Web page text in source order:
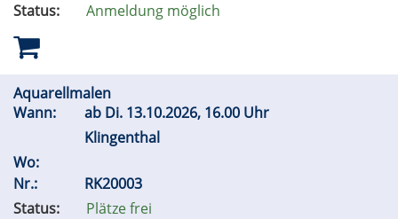
Status:
Anmeldung möglich
Aquarellmalen
Wann:
ab Di. 13.10.2026, 16.00 Uhr
Klingenthal
Wo:
Nr.:
RK20003
Status:
Plätze frei